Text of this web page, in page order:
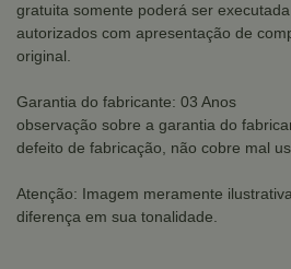
gratuita somente poderá ser
autorizados com apresentação de
original.
Garantia do fabricante: 03 Anos
observação sobre a garantia do
defeito de fabricação, não cobre mal
Atenção: Imagem meramente
diferença em sua tonalidade.